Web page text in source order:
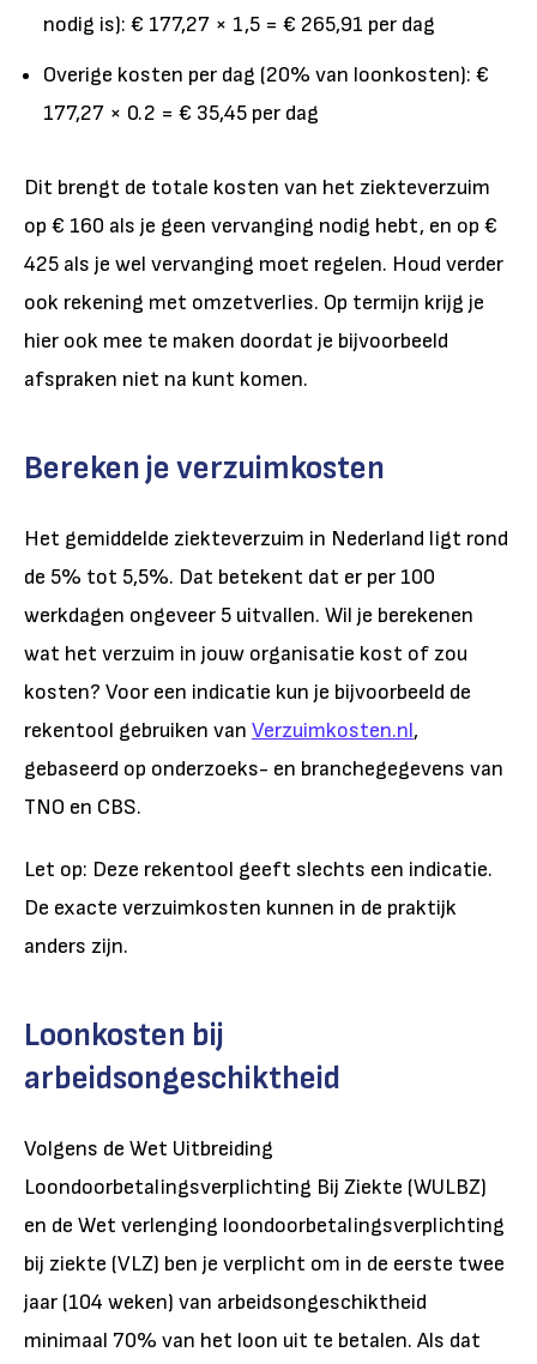
nodig is): € 177,27 × 1,5 = € 265,91 per dag
Overige kosten per dag (20% van loonkosten): €
177,27 × 0.2 = € 35,45 per dag
Dit brengt de totale kosten van het ziekteverzuim
op € 160 als je geen vervanging nodig hebt, en op €
425 als je wel vervanging moet regelen. Houd verder
ook rekening met omzetverlies. Op termijn krijg je
hier ook mee te maken doordat je bijvoorbeeld
afspraken niet na kunt komen.
Bereken je verzuimkosten
Het gemiddelde ziekteverzuim in Nederland ligt rond
de 5% tot 5,5%. Dat betekent dat er per 100
werkdagen ongeveer 5 uitvallen. Wil je berekenen
wat het verzuim in jouw organisatie kost of zou
kosten? Voor een indicatie kun je bijvoorbeeld de
rekentool gebruiken van Verzuimkosten.nl,
gebaseerd op onderzoeks- en branchegegevens van
TNO en CBS.
Let op: Deze rekentool geeft slechts een indicatie.
De exacte verzuimkosten kunnen in de praktijk
anders zijn.
Loonkosten bij
arbeidsongeschiktheid
Volgens de Wet Uitbreiding
Loondoorbetalingsverplichting Bij Ziekte (WULBZ)
en de Wet verlenging loondoorbetalingsverplichting
bij ziekte (VLZ) ben je verplicht om in de eerste twee
jaar (104 weken) van arbeidsongeschiktheid
minimaal 70% van het loon uit te betalen. Als dat